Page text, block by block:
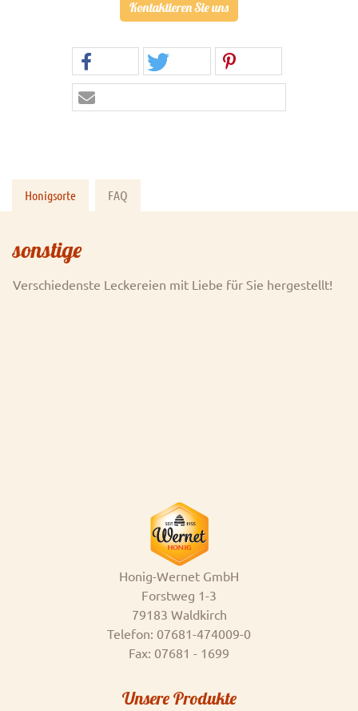
Kontaktieren Sie uns
Honigsorte FAQ
sonstige
Verschiedenste Leckereien mit Liebe für Sie hergestellt!
Honig-Wernet GmbH
Forstweg 1-3
79183 Waldkirch
Telefon: 07681-474009-0
Fax: 07681 - 1699
Unsere Produkte